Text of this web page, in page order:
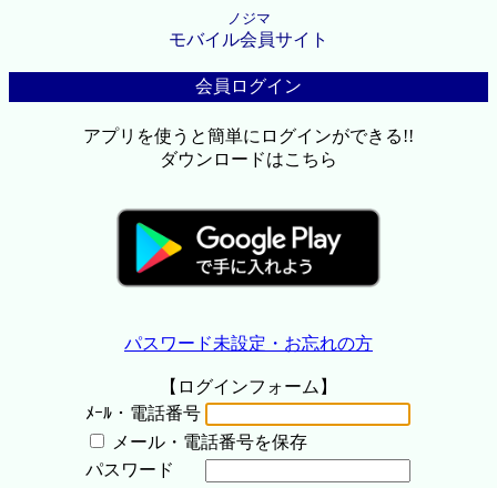
ノジマ
モバイル会員サイト
会員ログイン
アプリを使うと簡単にログインができる!!
ダウンロードはこちら
パスワード未設定・お忘れの方
【ログインフォーム】
ﾒｰﾙ・電話番号
メール・電話番号を保存
パスワード